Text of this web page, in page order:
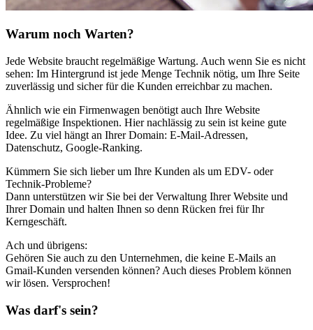
Warum noch Warten?
Jede Website braucht regelmäßige Wartung. Auch wenn Sie es nicht
sehen: Im Hintergrund ist jede Menge Technik nötig, um Ihre Seite
zuverlässig und sicher für die Kunden erreichbar zu machen.
Ähnlich wie ein Firmenwagen benötigt auch Ihre Website
regelmäßige Inspektionen. Hier nachlässig zu sein ist keine gute
Idee. Zu viel hängt an Ihrer Domain: E-Mail-Adressen,
Datenschutz, Google-Ranking.
Kümmern Sie sich lieber um Ihre Kunden als um EDV- oder
Technik-Probleme?
Dann unterstützen wir Sie bei der Verwaltung Ihrer Website und
Ihrer Domain und halten Ihnen so denn Rücken frei für Ihr
Kerngeschäft.
Ach und übrigens:
Gehören Sie auch zu den Unternehmen, die keine E-Mails an
Gmail-Kunden versenden können? Auch dieses Problem können
wir lösen. Versprochen!
Was darf's sein?